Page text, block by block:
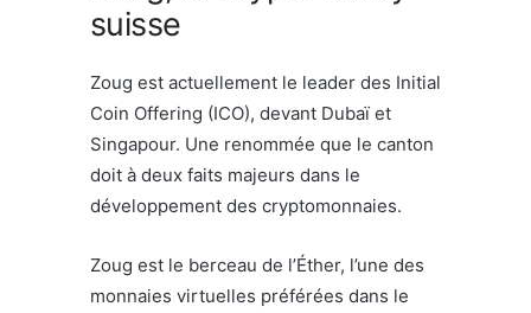
suisse
Zoug est actuellement le leader des Initial
Coin Offering (ICO), devant Dubaï et
Singapour. Une renommée que le canton
doit à deux faits majeurs dans le
développement des cryptomonnaies.
Zoug est le berceau de l’Éther, l’une des
monnaies virtuelles préférées dans le